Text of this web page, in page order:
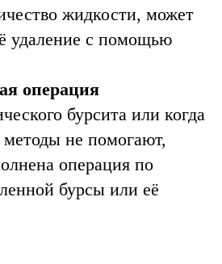
жидкости, может
удаление с помощью
операция
бурсита или когда
методы не помогают,
операция по
бурсы или её